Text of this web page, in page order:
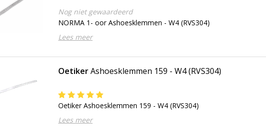
Nog niet gewaardeerd
NORMA 1- oor Ashoesklemmen - W4 (RVS304)
Lees meer
OetikerAshoesklemmen 159 - W4 (RVS304)
Oetiker Ashoesklemmen 159 - W4 (RVS304)
Lees meer